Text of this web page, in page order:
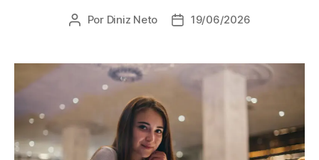
Por Diniz Neto 19/06/2026